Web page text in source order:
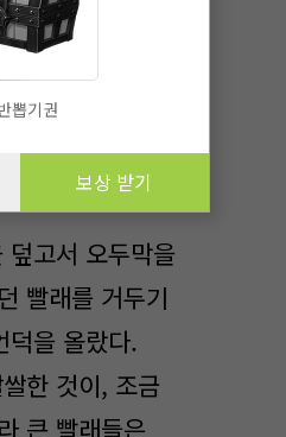
까? 처음
곧 밝은 모습만
기에 좀처럼
는 상상이 가질
덮고서 오두막을
빨래를 거두기
덕을 올랐다.
한 것이, 조금
큰 빨래들은
뽑기권
보상 받기